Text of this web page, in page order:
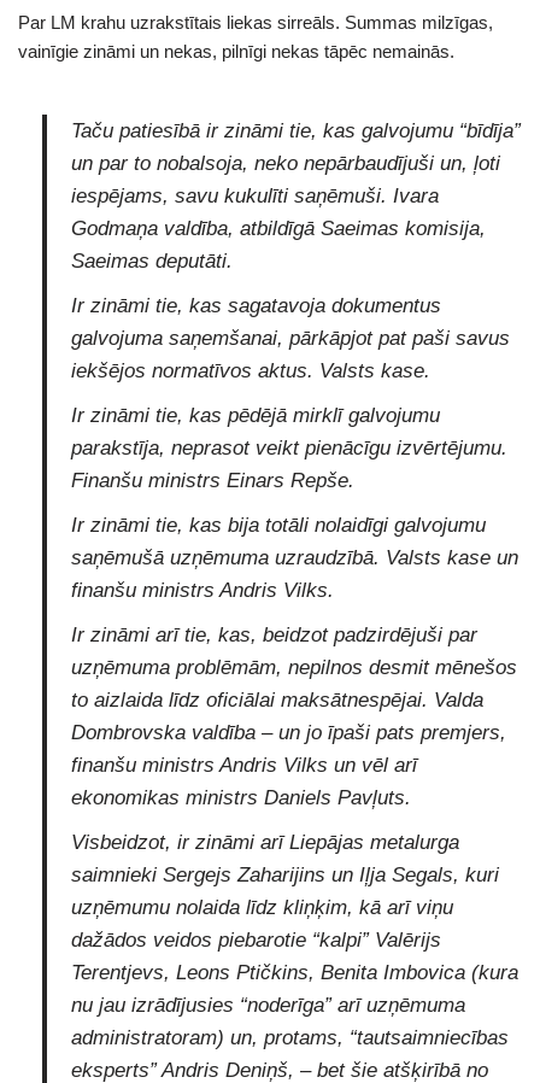
Par LM krahu uzrakstītais liekas sirreāls. Summas milzīgas,
vainīgie zināmi un nekas, pilnīgi nekas tāpēc nemainās.
Taču patiesībā ir zināmi tie, kas galvojumu “bīdīja”
un par to nobalsoja, neko nepārbaudījuši un, ļoti
iespējams, savu kukulīti saņēmuši. Ivara
Godmaņa valdība, atbildīgā Saeimas komisija,
Saeimas deputāti.
Ir zināmi tie, kas sagatavoja dokumentus
galvojuma saņemšanai, pārkāpjot pat paši savus
iekšējos normatīvos aktus. Valsts kase.
Ir zināmi tie, kas pēdējā mirklī galvojumu
parakstīja, neprasot veikt pienācīgu izvērtējumu.
Finanšu ministrs Einars Repše.
Ir zināmi tie, kas bija totāli nolaidīgi galvojumu
saņēmušā uzņēmuma uzraudzībā. Valsts kase un
finanšu ministrs Andris Vilks.
Ir zināmi arī tie, kas, beidzot padzirdējuši par
uzņēmuma problēmām, nepilnos desmit mēnešos
to aizlaida līdz oficiālai maksātnespējai. Valda
Dombrovska valdība – un jo īpaši pats premjers,
finanšu ministrs Andris Vilks un vēl arī
ekonomikas ministrs Daniels Pavļuts.
Visbeidzot, ir zināmi arī Liepājas metalurga
saimnieki Sergejs Zaharijins un Iļja Segals, kuri
uzņēmumu nolaida līdz kliņķim, kā arī viņu
dažādos veidos piebarotie “kalpi” Valērijs
Terentjevs, Leons Ptičkins, Benita Imbovica (kura
nu jau izrādījusies “noderīga” arī uzņēmuma
administratoram) un, protams, “tautsaimniecības
eksperts” Andris Deniņš, – bet šie atšķirībā no